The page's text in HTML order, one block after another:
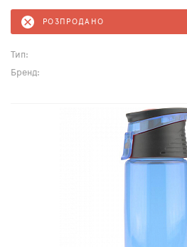
РОЗПРОДАНО
Тип:
Бренд: